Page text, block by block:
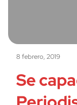
8 febrero, 2019
Se